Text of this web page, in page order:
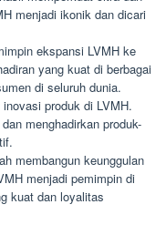
menjadi ikonik dan dicari
ekspansi LVMH ke
yang kuat di berbagai
di seluruh dunia.
produk di LVMH.
menghadirkan produk-
membangun keunggulan
menjadi pemimpin di
kuat dan loyalitas